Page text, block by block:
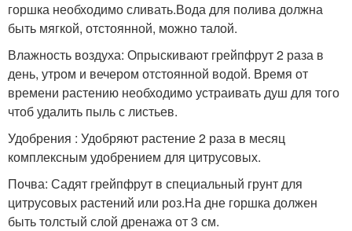
горшка необходимо сливать.Вода для полива должна
быть мягкой, отстоянной, можно талой.
Влажность воздуха: Опрыскивают грейпфрут 2 раза в
день, утром и вечером отстоянной водой. Время от
времени растению необходимо устраивать душ для того
чтоб удалить пыль с листьев.
Удобрения : Удобряют растение 2 раза в месяц
комплексным удобрением для цитрусовых.
Почва: Садят грейпфрут в специальный грунт для
цитрусовых растений или роз.На дне горшка должен
быть толстый слой дренажа от 3 см.